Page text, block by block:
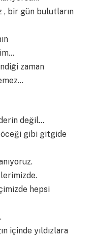
, bir gün bulutların
zaman
değil…
gibi gitgide
hepsi
içinde yıldızlara